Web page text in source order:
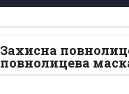
Захисна
повнолицева